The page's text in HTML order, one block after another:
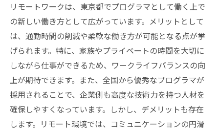
リモートワークは、東京都でプログラマとして働く上で
の新しい働き方として広がっています。メリットとして
は、通勤時間の削減や柔軟な働き方が可能となる点が挙
げられます。特に、家族やプライベートの時間を大切に
しながら仕事ができるため、ワークライフバランスの向
上が期待できます。また、全国から優秀なプログラマが
採用されることで、企業側も高度な技術力を持つ人材を
確保しやすくなっています。しかし、デメリットも存在
します。リモート環境では、コミュニケーションの円滑